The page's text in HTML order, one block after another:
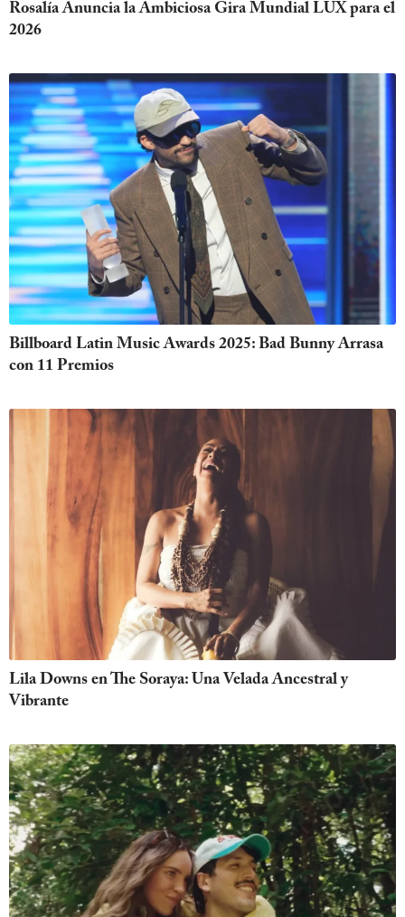
Rosalía Anuncia la Ambiciosa Gira Mundial LUX para el
2026
Billboard Latin Music Awards 2025: Bad Bunny Arrasa
con 11 Premios
Lila Downs en The Soraya: Una Velada Ancestral y
Vibrante